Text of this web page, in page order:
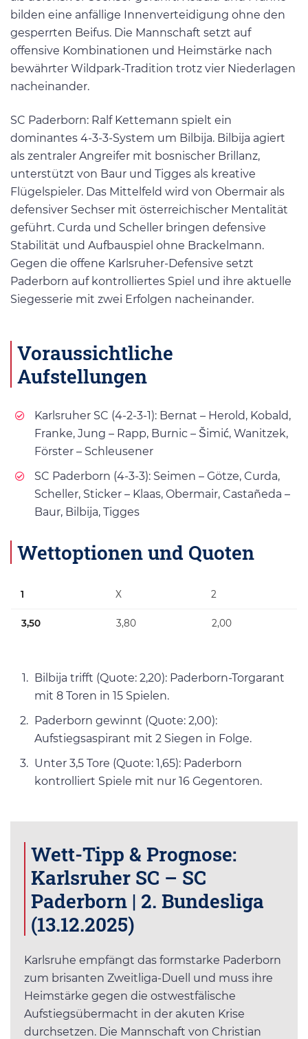
bilden eine anfällige Innenverteidigung ohne den
gesperrten Beifus. Die Mannschaft setzt auf
offensive Kombinationen und Heimstärke nach
bewährter Wildpark-Tradition trotz vier Niederlagen
nacheinander.
SC Paderborn: Ralf Kettemann spielt ein
dominantes 4-3-3-System um Bilbija. Bilbija agiert
als zentraler Angreifer mit bosnischer Brillanz,
unterstützt von Baur und Tigges als kreative
Flügelspieler. Das Mittelfeld wird von Obermair als
defensiver Sechser mit österreichischer Mentalität
geführt. Curda und Scheller bringen defensive
Stabilität und Aufbauspiel ohne Brackelmann.
Gegen die offene Karlsruher-Defensive setzt
Paderborn auf kontrolliertes Spiel und ihre aktuelle
Siegesserie mit zwei Erfolgen nacheinander.
Voraussichtliche
Aufstellungen
Karlsruher SC (4-2-3-1): Bernat – Herold, Kobald,
Franke, Jung – Rapp, Burnic – Šimić, Wanitzek,
Förster – Schleusener
SC Paderborn (4-3-3): Seimen – Götze, Curda,
Scheller, Sticker – Klaas, Obermair, Castañeda –
Baur, Bilbija, Tigges
Wettoptionen und Quoten
1 X 2
3,50 3,80 2,00
Bilbija trifft (Quote: 2,20): Paderborn-Torgarant
mit 8 Toren in 15 Spielen.
Paderborn gewinnt (Quote: 2,00):
Aufstiegsaspirant mit 2 Siegen in Folge.
Unter 3,5 Tore (Quote: 1,65): Paderborn
kontrolliert Spiele mit nur 16 Gegentoren.
Wett-Tipp & Prognose:
Karlsruher SC – SC
Paderborn | 2. Bundesliga
(13.12.2025)
Karlsruhe empfängt das formstarke Paderborn
zum brisanten Zweitliga-Duell und muss ihre
Heimstärke gegen die ostwestfälische
Aufstiegsübermacht in der akuten Krise
durchsetzen. Die Mannschaft von Christian